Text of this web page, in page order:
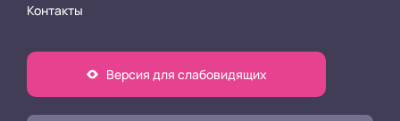
Контакты
Версия для слабовидящих